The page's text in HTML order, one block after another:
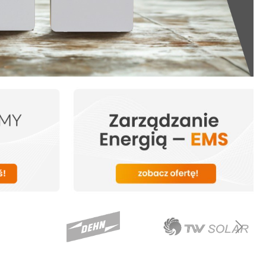
Promocje miesiąca
Ostatnie sztuki
Konwertery
Inwertery
Inwertery z ładowarką
Regulatory ładowania
Sterowanie i monitoring
Akcesoria Victron Energy